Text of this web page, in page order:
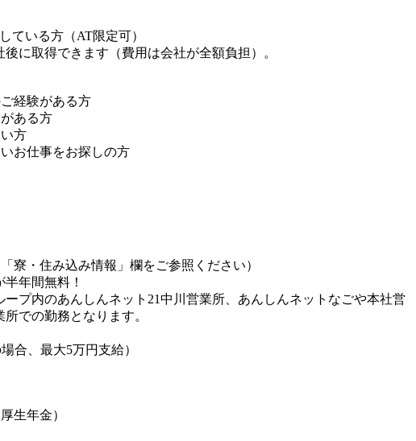
ている方（AT限定可）
に取得できます（費用は会社が全額負担）。
経験がある方
ある方
方
お仕事をお探しの方
寮・住み込み情報」欄をご参照ください）
年間無料！
プ内のあんしんネット21中川営業所、あんしんネットなごや本社営
での勤務となります。
合、最大5万円支給）
生年金）